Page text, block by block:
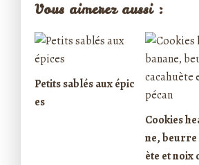
Vous aimerez aussi :
Petits sablés aux épic
es
Cookies
ne, beurre
ète et noix